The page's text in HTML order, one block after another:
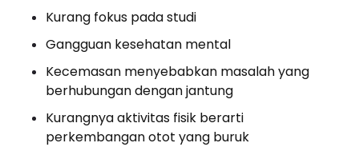
Kurang fokus pada studi
Gangguan kesehatan mental
Kecemasan menyebabkan masalah yang
berhubungan dengan jantung
Kurangnya aktivitas fisik berarti
perkembangan otot yang buruk